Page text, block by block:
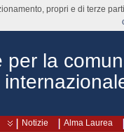
per la
Notizie Alma Laurea
propri e di terze